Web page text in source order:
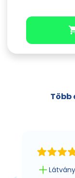
Több